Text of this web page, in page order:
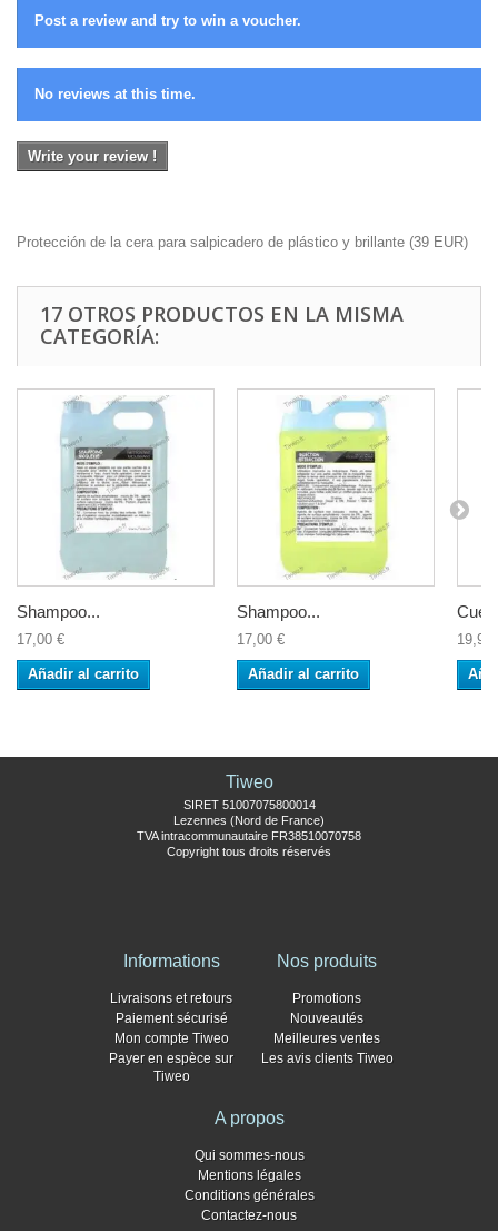
Post a review and try to win a voucher.
No reviews at this time.
Write your review !
Protección de la cera para salpicadero de plástico y brillante (39 EUR)
17 OTROS PRODUCTOS EN LA MISMA
CATEGORÍA:
Shampoo...
17,00 €
Añadir al carrito
Shampoo...
17,00 €
Añadir al carrito
19,90
Tiweo
SIRET 51007075800014
Lezennes (Nord de France)
TVA intracommunautaire FR38510070758
Copyright tous droits réservés
Informations
Livraisons et retours
Paiement sécurisé
Mon compte Tiweo
Payer en espèce sur
Tiweo
Nos produits
Promotions
Nouveautés
Meilleures ventes
Les avis clients Tiweo
A propos
Qui sommes-nous
Mentions légales
Conditions générales
Contactez-nous